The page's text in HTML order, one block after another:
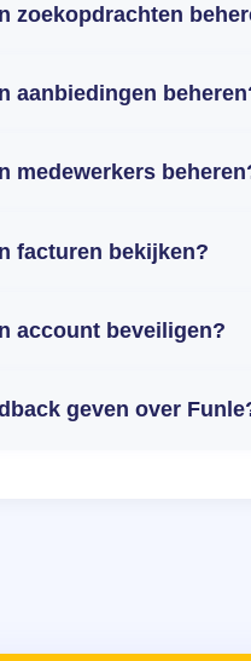
zoekopdrachten
aanbiedingen
medewerkers
facturen bekijken?
account beveiligen?
geven over